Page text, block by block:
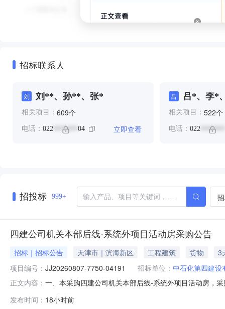
招标联系人
刘 刘**、孙**、张*
相关项目： 609个
电话： 022 ******* 04 立即查看
吕 吕*、李*
相关项目： 522个
电话： 022*******
招投标 999+
四建公司机关本部后线-系统外项目活动房采购公告
招标｜招标公告 天津市｜滨海新区 工程建筑 货物
3
项目编号： JJ20260807-7750-04191 招标单位： 中石化第四建设
正文内容： 一、本采购四建公司机关本部后线-系统外项目活动房，
限公司物装设备项目工厂/本部物资库
发布时间： 18小时前